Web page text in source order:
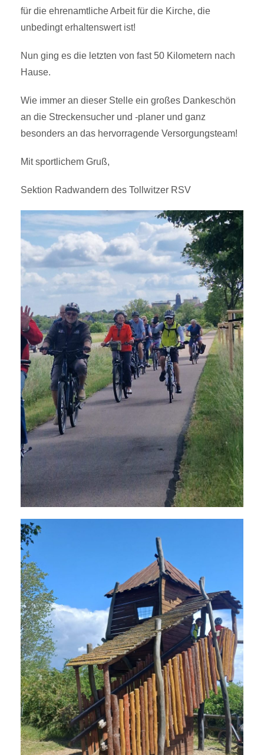
für die ehrenamtliche Arbeit für die Kirche, die
unbedingt erhaltenswert ist!
Nun ging es die letzten von fast 50 Kilometern nach
Hause.
Wie immer an dieser Stelle ein großes Dankeschön
an die Streckensucher und -planer und ganz
besonders an das hervorragende Versorgungsteam!
Mit sportlichem Gruß,
Sektion Radwandern des Tollwitzer RSV